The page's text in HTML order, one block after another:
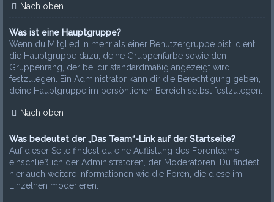
Nach oben
Was ist eine Hauptgruppe?
Wenn du Mitglied in mehr als einer Benutzergruppe bist, dient
die Hauptgruppe dazu, deine Gruppenfarbe sowie den
Gruppenrang, der bei dir standardmäßig angezeigt wird,
festzulegen. Ein Administrator kann dir die Berechtigung geben,
deine Hauptgruppe im persönlichen Bereich selbst festzulegen.
Nach oben
Was bedeutet der „Das Team“-Link auf der Startseite?
Auf dieser Seite findest du eine Auflistung des Forenteams,
einschließlich der Administratoren, der Moderatoren. Du findest
hier auch weitere Informationen wie die Foren, die diese im
Einzelnen moderieren.